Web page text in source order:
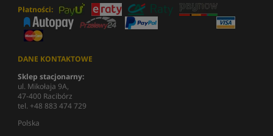
Płatności:
DANE KONTAKTOWE
Sklep stacjonarny:
ul. Mikołaja 9A,
47-400 Racibórz
tel. +48 883 474 729
Polska